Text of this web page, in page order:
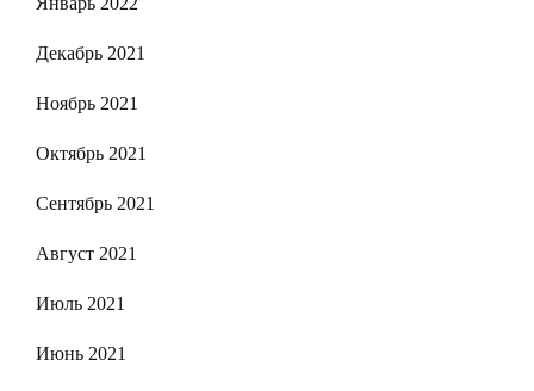
Декабрь 2021
Ноябрь 2021
Октябрь 2021
Сентябрь 2021
Август 2021
Июль 2021
Июнь 2021